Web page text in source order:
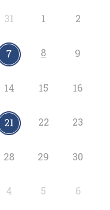
31 1 2
7 8 9
14 15 16
21 22 23
28 29 30
4 5 6